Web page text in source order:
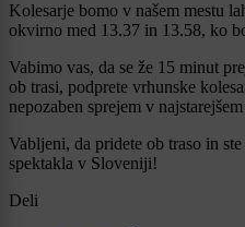
Kolesarje bomo v našem mestu
okvirno med 13.37 in 13.58, ko
Vabimo vas, da se že 15 minut
ob trasi, podprete vrhunske
nepozaben sprejem v
Vabljeni, da pridete ob traso in
spektakla v Sloveniji!
Deli